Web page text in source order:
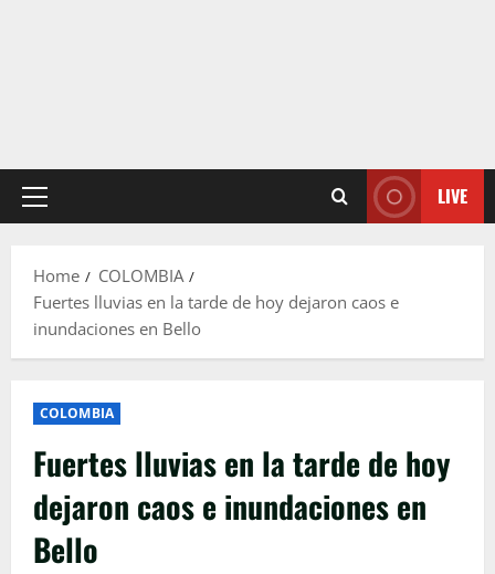
Primary
LIVE
Home
COLOMBIA
Fuertes lluvias en la tarde de hoy dejaron caos e
inundaciones en Bello
COLOMBIA
Fuertes lluvias en la tarde de hoy
dejaron caos e inundaciones en
Bello